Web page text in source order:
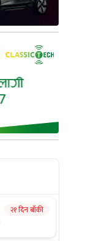
२१ दिन बाँकी